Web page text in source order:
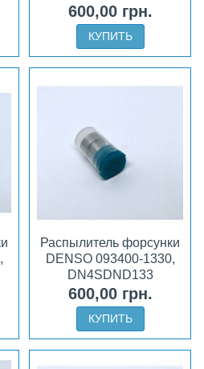
600,00 грн.
КУПИТЬ
Распылитель форсунки
DENSO 093400-1330,
DN4SDND133
600,00 грн.
КУПИТЬ